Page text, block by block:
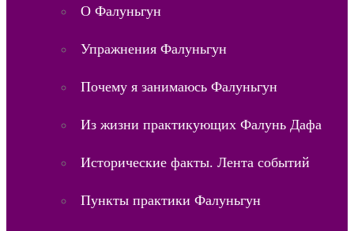
О Фалуньгун
Упражнения Фалуньгун
Почему я занимаюсь Фалуньгун
Из жизни практикующих Фалунь Дафа
Исторические факты. Лента событий
Пункты практики Фалуньгун